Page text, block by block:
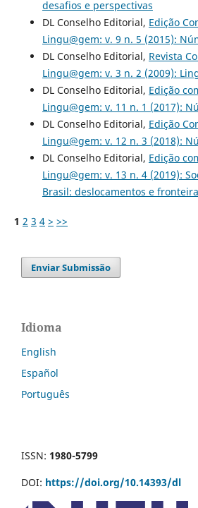
desafios e perspectivas
DL Conselho Editorial, Edição
Lingu@gem: v. 9 n. 5 (2015):
DL Conselho Editorial, Revista
Lingu@gem: v. 3 n. 2 (2009):
DL Conselho Editorial, Edição
Lingu@gem: v. 11 n. 1 (2017):
DL Conselho Editorial, Edição
Lingu@gem: v. 12 n. 3 (2018):
DL Conselho Editorial, Edição
Lingu@gem: v. 13 n. 4 (2019):
Brasil: deslocamentos e
1 2 3 4 > >>
Enviar Submissão
Idioma
English
Español
Português
ISSN: 1980-5799
DOI: https://doi.org/10.14393/dl